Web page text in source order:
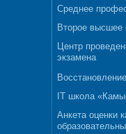
Среднее
Второе высшее
Центр
экзамена
IT школа
Анкета оценки